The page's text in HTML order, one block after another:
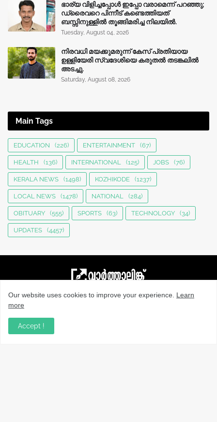
ഭാര്യ വിളിച്ചപ്പോള്‍ ഇപ്പോ വരാമെന്ന് പറഞ്ഞു;
ഡ്രൈവറെ പിന്നീട് കണ്ടെത്തിയത്
ബസ്സിനുള്ളില്‍ തൂങ്ങിമരിച്ച നിലയിൽ.
Tuesday, August 04, 2026
നിരവധി മയക്കുമരുന്ന് കേസ് പ്രതിയായ
ഉള്ളിയേരി സ്വദേശിയെ കരുതൽ തടങ്കലിൽ
അടച്ചു.
Saturday, August 08, 2026
Main Tags
EDUCATION (226) ENTERTAINMENT (67)
HEALTH (136) INTERNATIONAL (125) JOBS (76)
KERALA NEWS (1498) KOZHIKODE (1237)
LOCAL NEWS (1478) NATIONAL (284)
OBITUARY (555) SPORTS (63) TECHNOLOGY (34)
UPDATES (4457)
നാട്ടുവാർത്തകൾ, തൊഴിൽ, വിദ്യാഭ്യാസം, വാണിജ്യം,
ടെക്നോളജി സംബന്ധമായ വാർത്തകൾ, പൊതു/ഗവൺമെൻ്റ്
അറിയിപ്പുകൾ, വിനോദം എന്നിവയും മറ്റും ഉൾക്കൊള്ളുന്ന,
വൈവിധ്യമാർന്നതും വിശ്വസനീയവുമായ
Our website uses cookies to improve your experience. Learn
more
Accept !